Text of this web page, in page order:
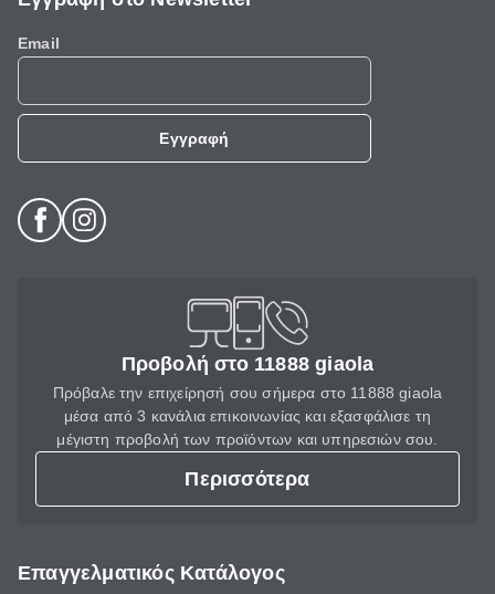
Email
Εγγραφή
Προβολή στο 11888 giaola
Πρόβαλε την επιχείρησή σου σήμερα στο 11888 giaola
μέσα από 3 κανάλια επικοινωνίας και εξασφάλισε τη
μέγιστη προβολή των προϊόντων και υπηρεσιών σου.
Περισσότερα
Επαγγελματικός Κατάλογος